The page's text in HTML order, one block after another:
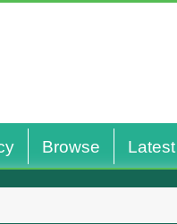
Browse